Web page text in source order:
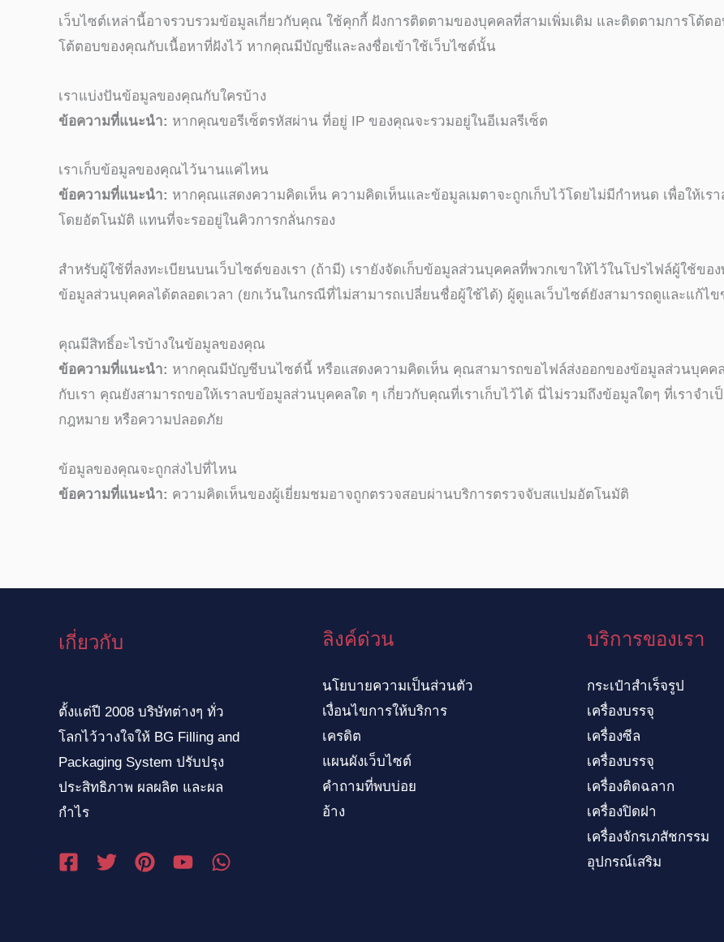
เว็บไซต์เหล่านี้อาจรวบรวมข้อมูลเกี่ยวกับคุณ ใช้คุกกี้ ฝังการติดตามของบุคคลที่สามเพิ่มเติม และติดตามการโต้ต
โต้ตอบของคุณกับเนื้อหาที่ฝังไว้ หากคุณมีบัญชีและลงชื่อเข้าใช้เว็บไซต์นั้น
เราแบ่งปันข้อมูลของคุณกับใครบ้าง
ข้อความที่แนะนำ: หากคุณขอรีเซ็ตรหัสผ่าน ที่อยู่ IP ของคุณจะรวมอยู่ในอีเมลรีเซ็ต
เราเก็บข้อมูลของคุณไว้นานแค่ไหน
ข้อความที่แนะนำ: หากคุณแสดงความคิดเห็น ความคิดเห็นและข้อมูลเมตาจะถูกเก็บไว้โดยไม่มีกำหนด เพื่อให้เ
โดยอัตโนมัติ แทนที่จะรออยู่ในคิวการกลั่นกรอง
สำหรับผู้ใช้ที่ลงทะเบียนบนเว็บไซต์ของเรา (ถ้ามี) เรายังจัดเก็บข้อมูลส่วนบุคคลที่พวกเขาให้ไว้ในโปรไฟล์ผู้ใช้ข
ข้อมูลส่วนบุคคลได้ตลอดเวลา (ยกเว้นในกรณีที่ไม่สามารถเปลี่ยนชื่อผู้ใช้ได้) ผู้ดูแลเว็บไซต์ยังสามารถดูและแก้ไ
คุณมีสิทธิ์อะไรบ้างในข้อมูลของคุณ
ข้อความที่แนะนำ: หากคุณมีบัญชีบนไซต์นี้ หรือแสดงความคิดเห็น คุณสามารถขอไฟล์ส่งออกของข้อมูลส่วนบุคคล
กับเรา คุณยังสามารถขอให้เราลบข้อมูลส่วนบุคคลใด ๆ เกี่ยวกับคุณที่เราเก็บไว้ได้ นี่ไม่รวมถึงข้อมูลใดๆ ที่เราจำเ
กฎหมาย หรือความปลอดภัย
ข้อมูลของคุณจะถูกส่งไปที่ไหน
ข้อความที่แนะนำ: ความคิดเห็นของผู้เยี่ยมชมอาจถูกตรวจสอบผ่านบริการตรวจจับสแปมอัตโนมัติ
เกี่ยวกับ
ตั้งแต่ปี 2008 บริษัทต่างๆ ทั่ว
โลกไว้วางใจให้ BG Filling and
Packaging System ปรับปรุง
ประสิทธิภาพ ผลผลิต และผล
กำไร
ลิงค์ด่วน
นโยบายความเป็นส่วนตัว
เงื่อนไขการให้บริการ
เครดิต
แผนผังเว็บไซต์
คำถามที่พบบ่อย
อ้าง
บริการของเรา
กระเป๋าสำเร็จรูป
เครื่องบรรจุ
เครื่องซีล
เครื่องบรรจุ
เครื่องติดฉลาก
เครื่องปิดฝา
เครื่องจักรเภสัชกรรม
อุปกรณ์เสริม
IT
KO
HI
TR
SV